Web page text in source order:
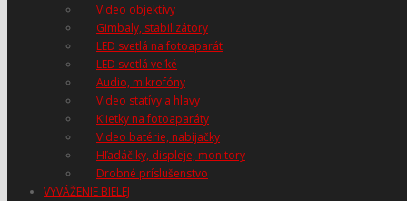
Video objektívy
Gimbaly, stabilizátory
LED svetlá na fotoaparát
LED svetlá veľké
Audio, mikrofóny
Video statívy a hlavy
Klietky na fotoaparáty
Video batérie, nabíjačky
Hľadáčiky, displeje, monitory
Drobné príslušenstvo
VYVÁŽENIE BIELEJ